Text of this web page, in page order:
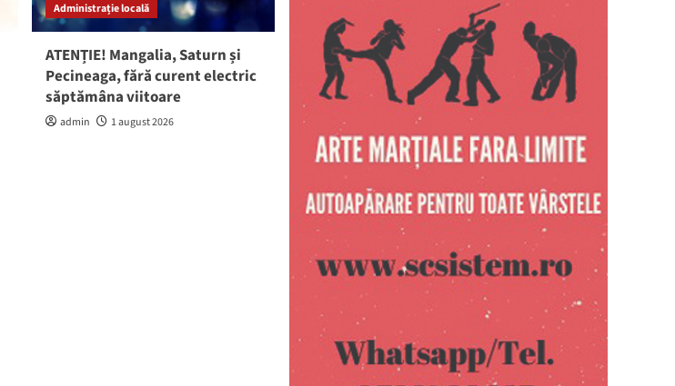
Administrație locală
ATENȚIE! Mangalia, Saturn și
Pecineaga, fără curent electric
săptămâna viitoare
admin 1 august 2026